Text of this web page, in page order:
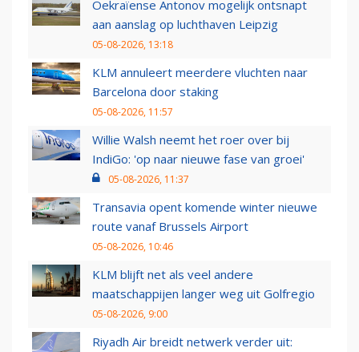
Oekraïense Antonov mogelijk ontsnapt
aan aanslag op luchthaven Leipzig
05-08-2026, 13:18
KLM annuleert meerdere vluchten naar
Barcelona door staking
05-08-2026, 11:57
Willie Walsh neemt het roer over bij
IndiGo: 'op naar nieuwe fase van groei'
05-08-2026, 11:37
Transavia opent komende winter nieuwe
route vanaf Brussels Airport
05-08-2026, 10:46
KLM blijft net als veel andere
maatschappijen langer weg uit Golfregio
05-08-2026, 9:00
Riyadh Air breidt netwerk verder uit: